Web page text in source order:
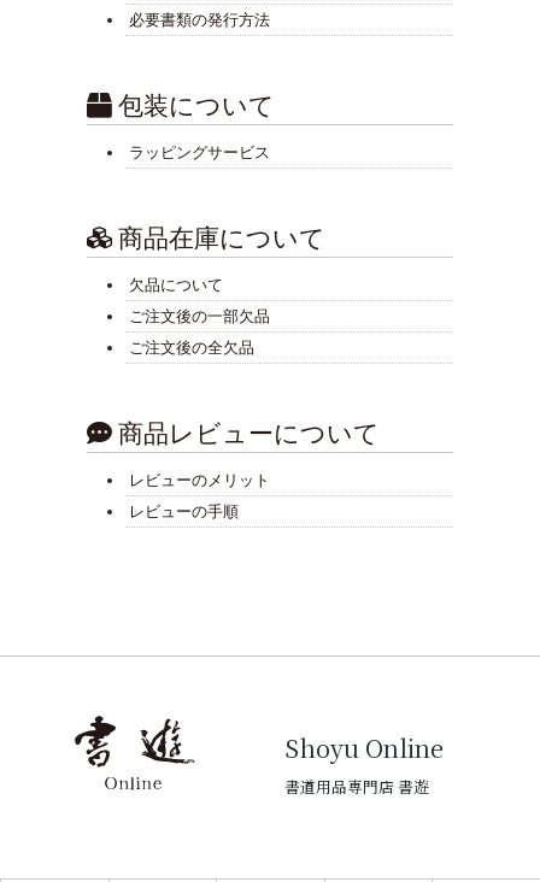
必要書類の発行方法
包装について
ラッピングサービス
商品在庫について
欠品について
ご注文後の一部欠品
ご注文後の全欠品
商品レビューについて
レビューのメリット
レビューの手順
Shoyu Online
書道用品専門店 書遊